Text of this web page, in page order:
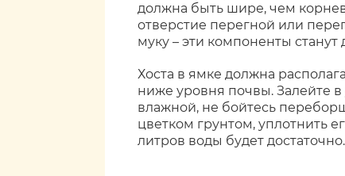
должна быть шире, чем
отверстие перегной или
муку – эти компоненты
Хоста в ямке должна
ниже уровня почвы. Залейте
влажной, не бойтесь
цветком грунтом, уплотнить
литров воды будет достаточно.